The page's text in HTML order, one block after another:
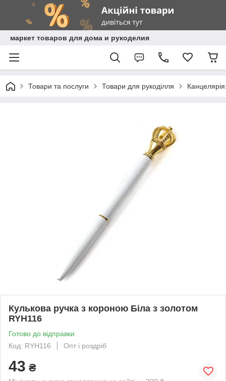
маркет товаров для дома и рукоделия
Товари та послуги Товари для рукоділля
Кулькова ручка з короною Біла з золотом
RYH116
Готово до відправки
Код: RYH116
Опт і роздріб
43 ₴